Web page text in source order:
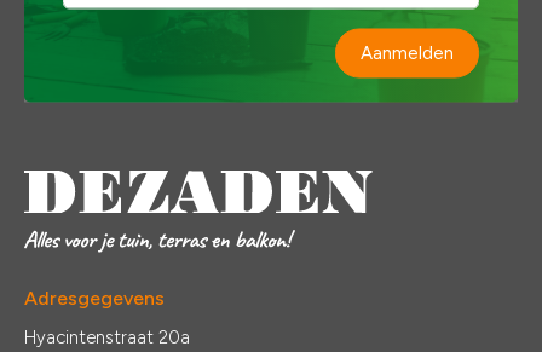
Aanmelden
Adresgegevens
Hyacintenstraat 20a